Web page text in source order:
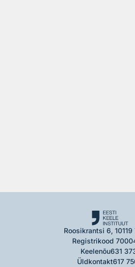
Roosikrantsi 6, 10119
Registrikood
Keelenõu631
Üldkontakt617